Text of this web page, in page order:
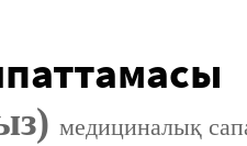
медициналық